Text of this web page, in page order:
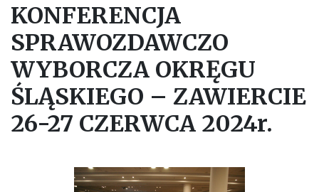
KONFERENCJA
SPRAWOZDAWCZO
WYBORCZA OKRĘGU
ŚLĄSKIEGO – ZAWIERCIE
26-27 CZERWCA 2024r.